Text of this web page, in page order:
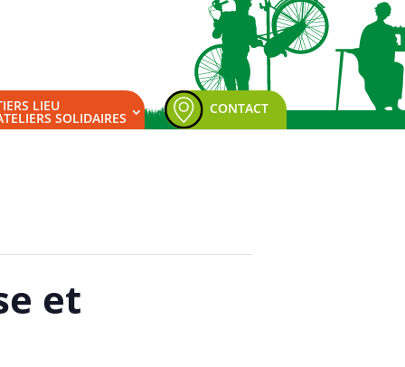
LIEU
SOLIDAIRES
CONTACT
et